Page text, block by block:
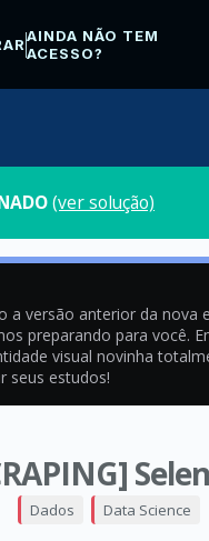
AINDA NÃO TEM
ACESSO?
(ver solução)
a versão anterior da nova
preparando para você.
visual novinha
seus estudos!
Dados Data Science